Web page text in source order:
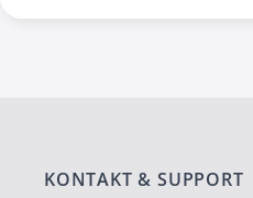
KONTAKT & SUPPORT